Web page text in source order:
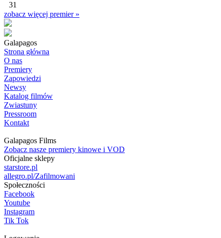
31
zobacz więcej premier »
Galapagos
Strona główna
O nas
Premiery
Zapowiedzi
Newsy
Katalog filmów
Zwiastuny
Pressroom
Kontakt
Galapagos Films
Zobacz nasze premiery kinowe i VOD
Oficjalne sklepy
starstore.pl
allegro.pl/Zafilmowani
Społeczności
Facebook
Youtube
Instagram
Tik Tok